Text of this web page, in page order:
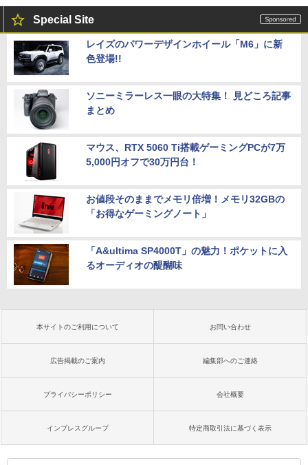
Special Site
レイズのパワーデザインホイール「M6」に新
色登場!!
ソニーミラーレス一眼の大特集！ 見どころ記事
まとめ
マウス、RTX 5060 Ti搭載ゲーミングPCが7万
5,000円オフで30万円台！
お値段そのままでメモリ倍増！メモリ32GBの
「お得なゲーミングノート」
「A&ultima SP4000T」の魅力！ポケットに入
るオーディオの醍醐味
本サイトのご利用について お問い合わせ
広告掲載のご案内 編集部へのご連絡
プライバシーポリシー 会社概要
インプレスグループ 特定商取引法に基づく表示